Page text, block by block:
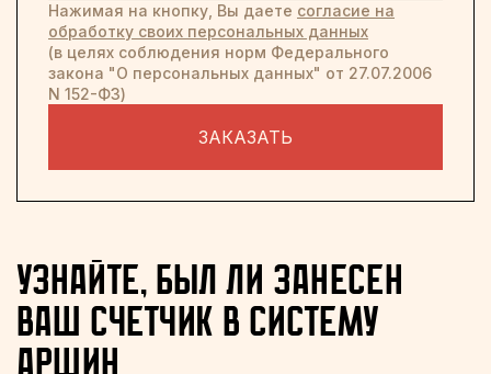
Нажимая на кнопку, Вы даете согласие на
обработку своих персональных данных
(в целях соблюдения норм Федерального
закона "О персональных данных" от 27.07.2006
N 152-ФЗ)
ЗАКАЗАТЬ
узнайте, был ли занесен
ваш счетчик в систему